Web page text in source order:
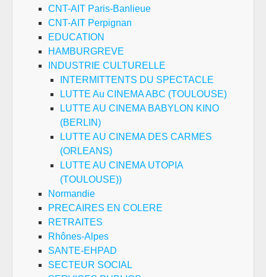
CNT-AIT Paris-Banlieue
CNT-AIT Perpignan
EDUCATION
HAMBURGREVE
INDUSTRIE CULTURELLE
INTERMITTENTS DU SPECTACLE
LUTTE Au CINEMA ABC (TOULOUSE)
LUTTE AU CINEMA BABYLON KINO
(BERLIN)
LUTTE AU CINEMA DES CARMES
(ORLEANS)
LUTTE AU CINEMA UTOPIA
(TOULOUSE))
Normandie
PRECAIRES EN COLERE
RETRAITES
Rhônes-Alpes
SANTE-EHPAD
SECTEUR SOCIAL